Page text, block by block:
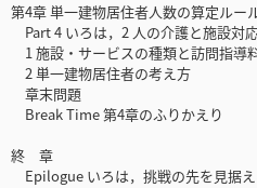
第4章 単一建物居住者人数の算定ルー
Part 4 いろは，2 人の介護と施設対
1 施設・サービスの種類と訪問指導
2 単一建物居住者の考え方
章末問題
Break Time 第4章のふりかえり
終 章
Epilogue いろは，挑戦の先を見据え